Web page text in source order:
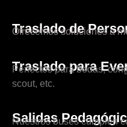
Traslado de
Ofrecemos soluciones a
Traslado para
Perfectos para bodas,
scout, etc.
Salidas
Nuestros buses cumplen